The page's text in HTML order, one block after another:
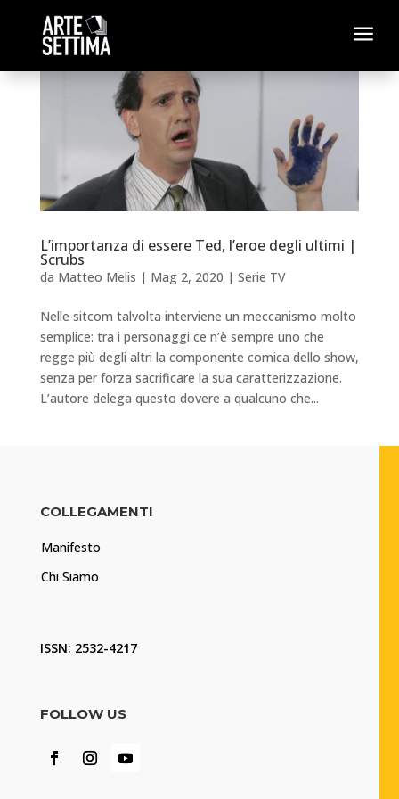
a
L’importanza di essere Ted, l’eroe degli ultimi |
Scrubs
da Matteo Melis | Mag 2, 2020 | Serie TV
Nelle sitcom talvolta interviene un meccanismo molto
semplice: tra i personaggi ce n’è sempre uno che
regge più degli altri la componente comica dello show,
senza per forza sacrificare la sua caratterizzazione.
L’autore delega questo dovere a qualcuno che...
COLLEGAMENTI
Manifesto
Chi Siamo
ISSN: 2532-4217
FOLLOW US